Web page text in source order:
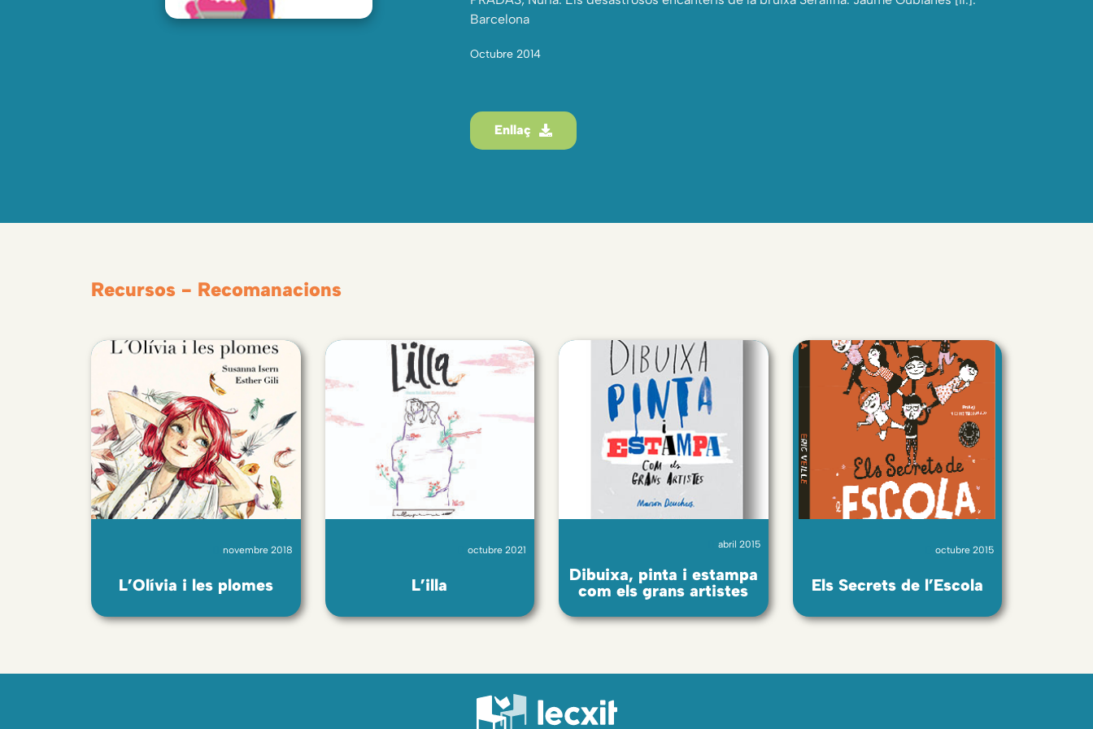
Barcelona
Octubre 2014
Enllaç
Recursos - Recomanacions
novembre 2018
L’Olívia i les plomes
octubre 2021
L’illa
abril 2015
Dibuixa, pinta i estampa
com els grans artistes
octubre 2015
Els Secrets de l’Escola